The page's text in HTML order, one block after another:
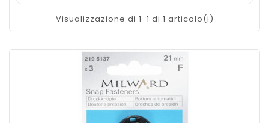
Visualizzazione di 1-1 di 1 articolo(i)